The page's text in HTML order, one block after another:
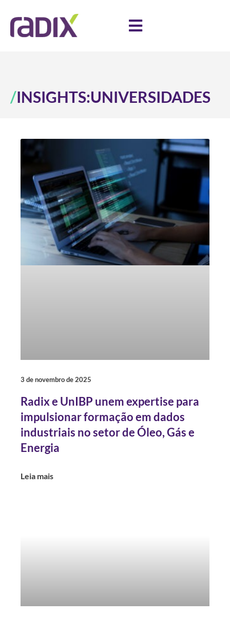
/INSIGHTS:UNIVERSIDADES
Radix e UnIBP unem expertise para
impulsionar formação em dados
industriais no setor de Óleo, Gás e
Energia
Leia mais
3 de novembro de 2025